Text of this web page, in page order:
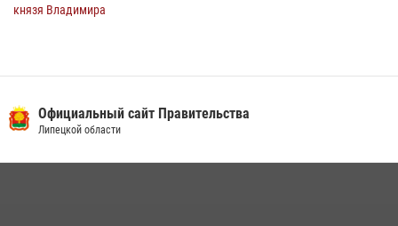
князя Владимира
24 июля 2026, 14:32 1
Официальный сайт Правительства
Липецкой области